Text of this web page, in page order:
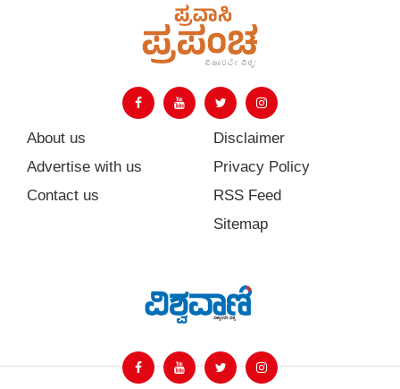
About us
Advertise with us
Contact us
Disclaimer
Privacy Policy
RSS Feed
Sitemap